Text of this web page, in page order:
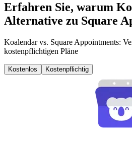
Erfahren Sie, warum
Alternative zu Square
Koalendar vs. Square Appointments:
kostenpflichtigen Pläne
Kostenlos Kostenpflichtig